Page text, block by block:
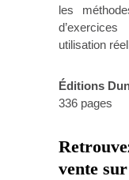
les
d’exercices
utilisation
Éditions
336 pages
vente